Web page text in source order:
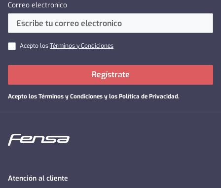
Correo electronico
Acepto losTérminos y Condiciones
Acepto losTérminos y Condiciones y los Política de Privacidad.
Regístrate
Atención al cliente